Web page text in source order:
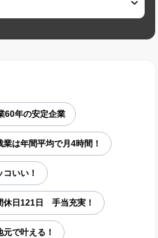
60年の安定企業
業は年間平均で月4時間！
いい！
休日121日 手当充実！
で叶える！